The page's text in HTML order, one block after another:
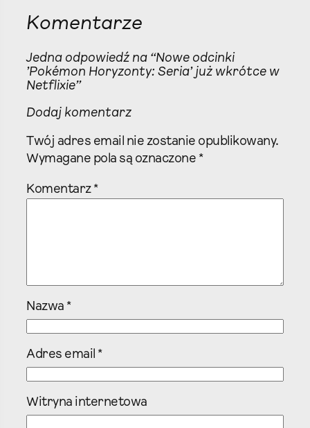
Komentarze
Jedna odpowiedź na “Nowe odcinki
'Pokémon Horyzonty: Seria’ już wkrótce w
Netflixie”
Dodaj komentarz
Twój adres email nie zostanie opublikowany.
Wymagane pola są oznaczone *
Komentarz *
Nazwa *
Adres email *
Witryna internetowa